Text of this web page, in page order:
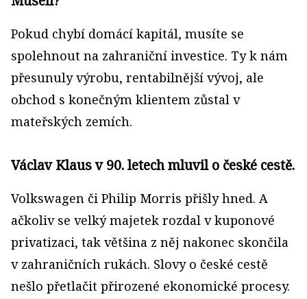
Pokud chybí domácí kapitál, musíte se
spolehnout na zahraniční investice. Ty k nám
přesunuly výrobu, rentabilnější vývoj, ale
obchod s konečným klientem zůstal v
mateřských zemích.
Václav Klaus v 90. letech mluvil o české cestě.
Volkswagen či Philip Morris přišly hned. A
ačkoliv se velký majetek rozdal v kuponové
privatizaci, tak většina z něj nakonec skončila
v zahraničních rukách. Slovy o české cestě
nešlo přetlačit přirozené ekonomické procesy.